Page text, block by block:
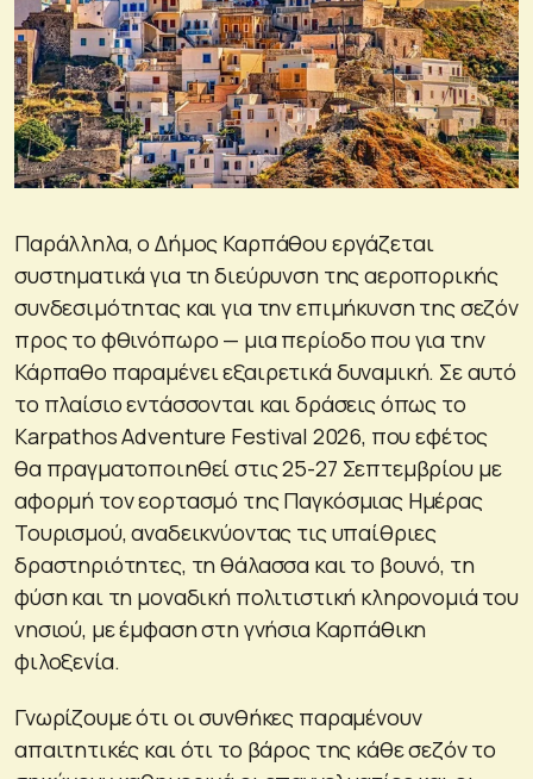
Παράλληλα, ο Δήμος Καρπάθου εργάζεται
συστηματικά για τη διεύρυνση της αεροπορικής
συνδεσιμότητας και για την επιμήκυνση της σεζόν
προς το φθινόπωρο — μια περίοδο που για την
Κάρπαθο παραμένει εξαιρετικά δυναμική. Σε αυτό
το πλαίσιο εντάσσονται και δράσεις όπως το
Karpathos Adventure Festival 2026, που εφέτος
θα πραγματοποιηθεί στις 25-27 Σεπτεμβρίου με
αφορμή τον εορτασμό της Παγκόσμιας Ημέρας
Τουρισμού, αναδεικνύοντας τις υπαίθριες
δραστηριότητες, τη θάλασσα και το βουνό, τη
φύση και τη μοναδική πολιτιστική κληρονομιά του
νησιού, με έμφαση στη γνήσια Καρπάθικη
φιλοξενία.
Γνωρίζουμε ότι οι συνθήκες παραμένουν
απαιτητικές και ότι το βάρος της κάθε σεζόν το